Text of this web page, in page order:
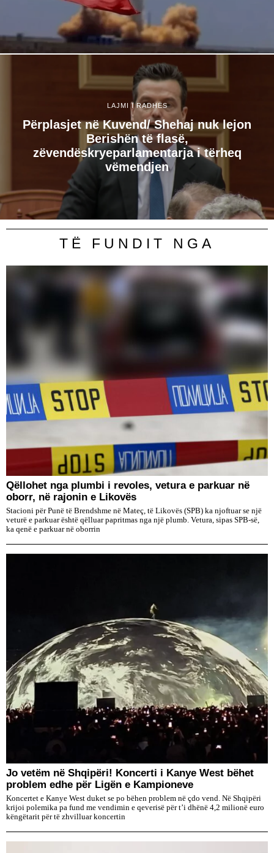
LAJMI I RADHËS
Përplasjet në Kuvend/ Shehaj nuk lejon
Berishën të flasë,
zëvendëskryeparlamentarja i tërheq
vëmendjen
TË FUNDIT NGA
Qëllohet nga plumbi i revoles, vetura e parkuar në
oborr, në rajonin e Likovës
Stacioni për Punë të Brendshme në Mateç, të Likovës (SPB) ka njoftuar se një
veturë e parkuar është qëlluar papritmas nga një plumb. Vetura, sipas SPB-së,
ka qenë e parkuar në oborrin
Jo vetëm në Shqipëri! Koncerti i Kanye West bëhet
problem edhe për Ligën e Kampioneve
Koncertet e Kanye West duket se po bëhen problem në çdo vend. Në Shqipëri
krijoi polemika pa fund me vendimin e qeverisë për t’i dhënë 4,2 milionë euro
këngëtarit për të zhvilluar koncertin